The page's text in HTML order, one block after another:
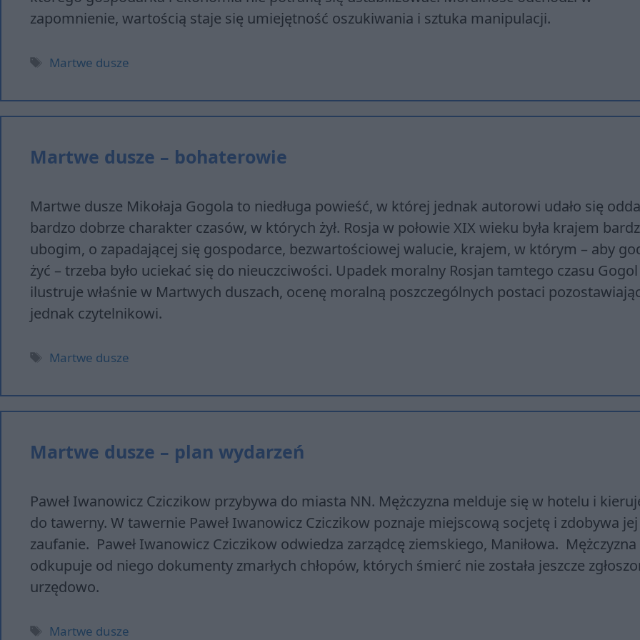
zapomnienie, wartością staje się umiejętność oszukiwania i sztuka manipulacji.
Tagi
Martwe dusze
Martwe dusze – bohaterowie
Martwe dusze Mikołaja Gogola to niedługa powieść, w której jednak autorowi udało się
bardzo dobrze charakter czasów, w których żył. Rosja w połowie XIX wieku była krajem
ubogim, o zapadającej się gospodarce, bezwartościowej walucie, krajem, w którym – aby
żyć – trzeba było uciekać się do nieuczciwości. Upadek moralny Rosjan tamtego czasu Gogol
ilustruje właśnie w Martwych duszach, ocenę moralną poszczególnych postaci
jednak czytelnikowi.
Tagi
Martwe dusze
Martwe dusze – plan wydarzeń
Paweł Iwanowicz Cziczikow przybywa do miasta NN. Mężczyzna melduje się w hotelu i
do tawerny. W tawernie Paweł Iwanowicz Cziczikow poznaje miejscową socjetę i zdobywa jej
zaufanie. Paweł Iwanowicz Cziczikow odwiedza zarządcę ziemskiego, Maniłowa. Mężczyzna
odkupuje od niego dokumenty zmarłych chłopów, których śmierć nie została jeszcze
urzędowo.
Tagi
Martwe dusze